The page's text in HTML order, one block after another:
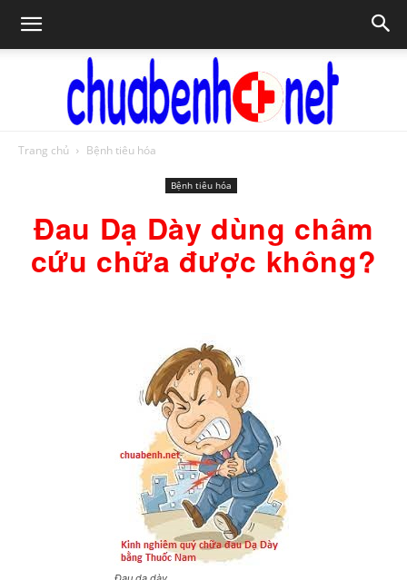
Trang chủ Bệnh tiêu hóa
Bệnh tiêu hóa
Đau Dạ Dày dùng châm
cứu chữa được không?